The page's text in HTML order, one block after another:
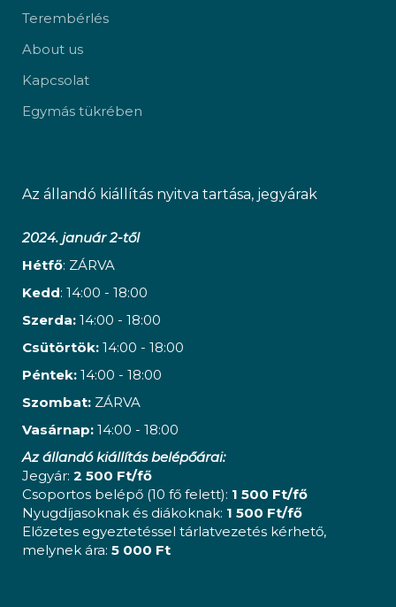
Terembérlés
About us
Kapcsolat
Egymás tükrében
Az állandó kiállítás nyitva tartása, jegyárak
2024. január 2-től
Hétfő: ZÁRVA
Kedd: 14:00 - 18:00
Szerda: 14:00 - 18:00
Csütörtök: 14:00 - 18:00
Péntek: 14:00 - 18:00
Szombat: ZÁRVA
Vasárnap: 14:00 - 18:00
Az állandó kiállítás belépőárai:
Jegyár: 2 500 Ft/fő
Csoportos belépő (10 fő felett): 1 500 Ft/fő
Nyugdíjasoknak és diákoknak: 1 500 Ft/fő
Előzetes egyeztetéssel tárlatvezetés kérhető,
melynek ára: 5 000 Ft